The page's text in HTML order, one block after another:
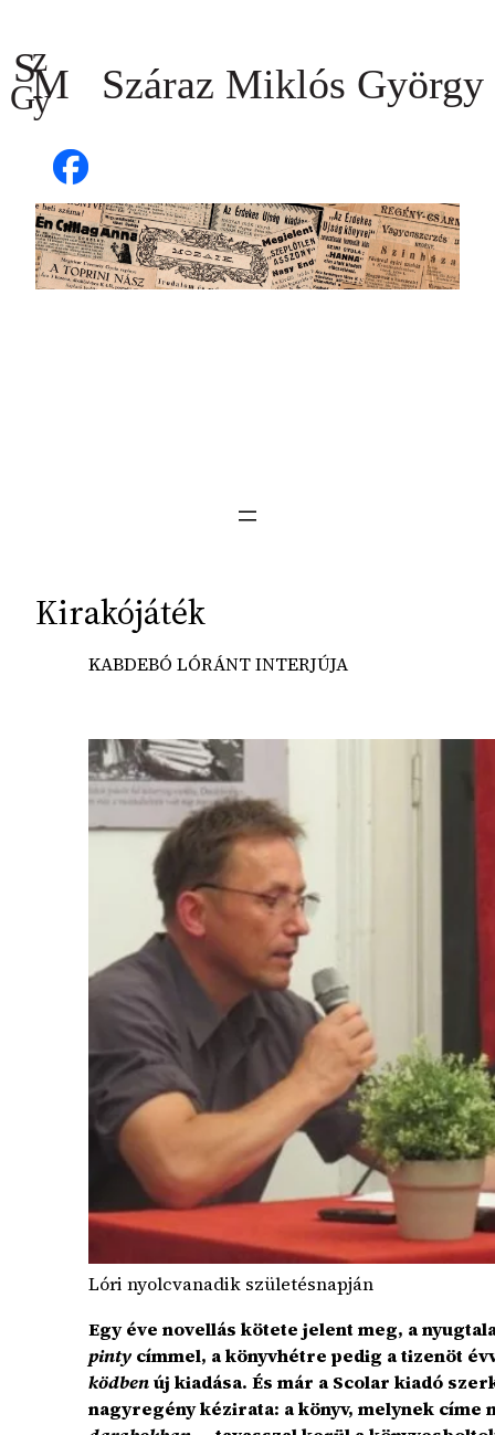
tartalomhoz
Kirakójáték
KABDEBÓ LÓRÁNT INTERJÚJA
Lóri nyolcvanadik születésnapján
Egy éve novellás kötete jelent meg, a
pinty címmel, a könyvhétre pedig a tizenöt
ködbenúj kiadása. És már a Scolar kiadó
nagyregény kézirata: a könyv, melynek címe